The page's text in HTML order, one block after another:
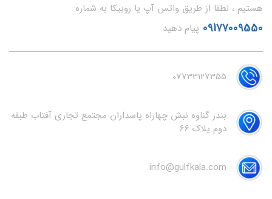
هستیم ، لطفا از طریق واتس آپ یا روبیکا به شماره
09177009550 پیام دهید
07733127355
بندر گناوه نبش چهاراه پاسداران مجتمع تجاری آفتاب طبقه
دوم پلاک 66
info@gulfkala.com